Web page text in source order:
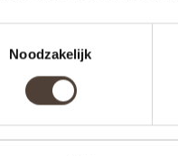
Noodzakelijk